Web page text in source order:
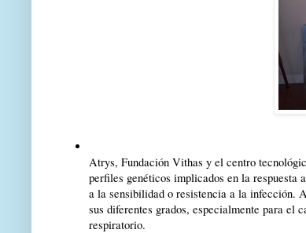
Atrys, Fundación Vithas y el centro
perfiles genéticos implicados en la respuesta
a la sensibilidad o resistencia a la infección.
sus diferentes grados, especialmente para el
respiratorio.